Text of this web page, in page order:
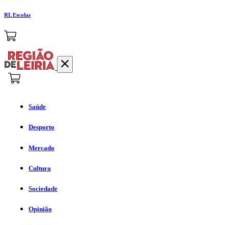
RL Escolas
Saúde
Desporto
Mercado
Cultura
Sociedade
Opinião